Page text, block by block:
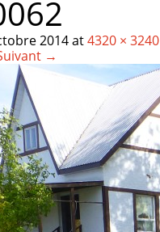
2014at4320 × 3240
→